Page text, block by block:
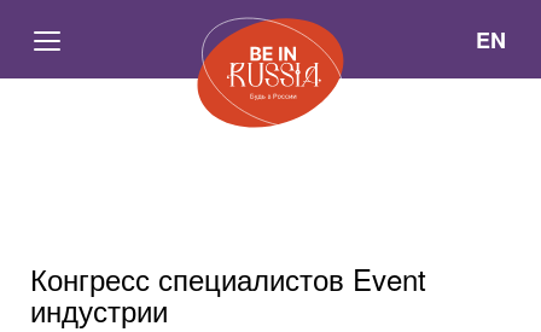
EN
Конгресс специалистов Event
индустрии